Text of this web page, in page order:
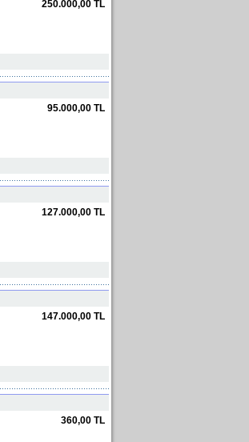
250.000,00 TL
95.000,00 TL
127.000,00 TL
147.000,00 TL
360,00 TL